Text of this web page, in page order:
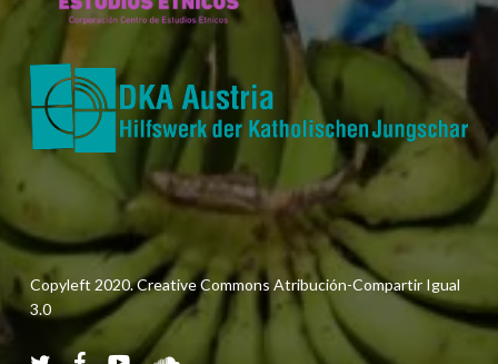
Copyleft 2020. Creative Commons Atribución-Compartir Igual
3.0
twitterfacebookyoutubesoundcloud